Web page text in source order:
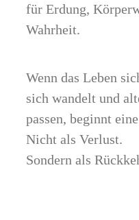
für Erdung,
Wahrheit.
Wenn das Leben
sich wandelt und
passen, beginnt
Nicht als Verlust.
Sondern als